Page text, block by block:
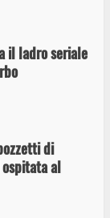
di
al
trasferimento
dal 15 al 17